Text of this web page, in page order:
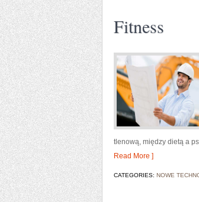
Fitness
tlenową, między dietą a
Read More ]
CATEGORIES: NOWE